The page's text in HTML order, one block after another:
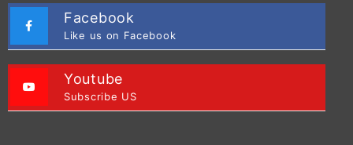
Facebook
Like us on Facebook
Youtube
Subscribe US